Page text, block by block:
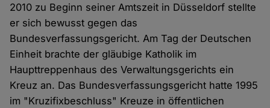
2010 zu Beginn seiner Amtszeit in Düsseldorf stellte
er sich bewusst gegen das
Bundesverfassungsgericht. Am Tag der Deutschen
Einheit brachte der gläubige Katholik im
Haupttreppenhaus des Verwaltungsgerichts ein
Kreuz an. Das Bundesverfassungsgericht hatte 1995
im "Kruzifixbeschluss" Kreuze in öffentlichen